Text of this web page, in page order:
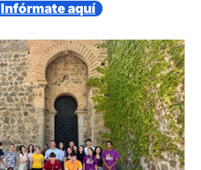
Infórmate aquí